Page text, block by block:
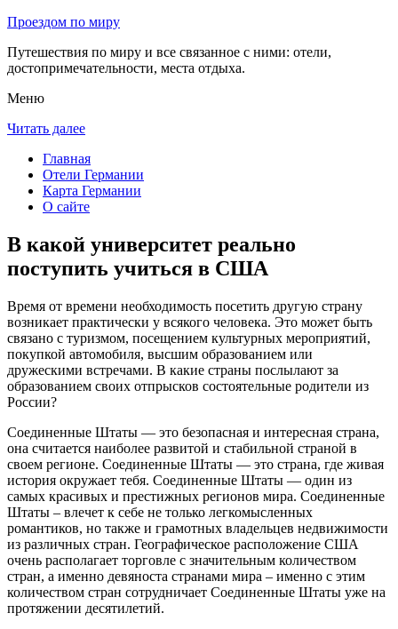
Проездом по миру
Путешествия по миру и все связанное с ними: отели,
достопримечательности, места отдыха.
Меню
Читать далее
Главная
Отели Германии
Карта Германии
О сайте
В какой университет реально
поступить учиться в США
Время от времени необходимость посетить другую страну
возникает практически у всякого человека. Это может быть
связано с туризмом, посещением культурных мероприятий,
покупкой автомобиля, высшим образованием или
дружескими встречами. В какие страны послылают за
образованием своих отпрысков состоятельные родители из
России?
Соединенные Штаты — это безопасная и интересная страна,
она считается наиболее развитой и стабильной страной в
своем регионе. Соединенные Штаты — это страна, где живая
история окружает тебя. Соединенные Штаты — один из
самых красивых и престижных регионов мира. Соединенные
Штаты – влечет к себе не только легкомысленных
романтиков, но также и грамотных владельцев недвижимости
из различных стран. Географическое расположение США
очень располагает торговле с значительным количеством
стран, а именно девяноста странами мира – именно с этим
количеством стран сотрудничает Соединенные Штаты уже на
протяжении десятилетий.